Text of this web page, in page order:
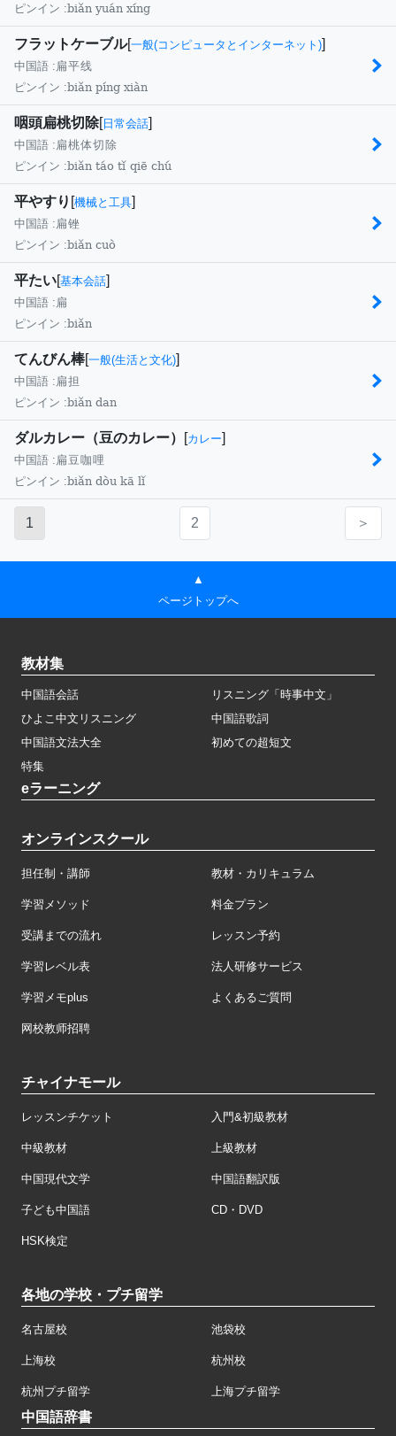
ピンイン :biǎn yuán xíng
フラットケーブル[一般(コンピュータとインターネット)]
中国語 : 扁平线
ピンイン :biǎn píng xiàn
咽頭扁桃切除[ 日常会話]
中国語 : 扁桃体切除
ピンイン :biǎn táo tǐ qiē chú
平やすり [機械と工具]
中国語 : 扁锉
ピンイン :biǎn cuò
平たい[基本会話]
中国語 : 扁
ピンイン :biǎn
てんびん棒[一般(生活と文化)]
中国語 : 扁担
ピンイン :biǎn dan
ダルカレー（豆のカレー） [カレー]
中国語 : 扁豆咖哩
ピンイン :biǎn dòu kā lǐ
1 2 ＞
▲
ページトップへ
教材集
中国語会話
リスニング「時事中文」
ひよこ中文リスニング
中国語歌詞
中国語文法大全
初めての超短文
特集
eラーニング
オンラインスクール
担任制・講師 教材・カリキュラム
学習メソッド 料金プラン
受講までの流れ レッスン予約
学習レベル表 法人研修サービス
学習メモplus よくあるご質問
网校教师招聘
チャイナモール
レッスンチケット 入門&初級教材
中級教材 上級教材
中国現代文学 中国語翻訳版
子ども中国語 CD・DVD
HSK検定
各地の学校・プチ留学
名古屋校 池袋校
上海校 杭州校
杭州プチ留学 上海プチ留学
中国語辞書